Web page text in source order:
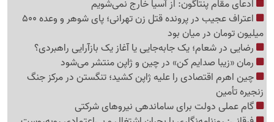
ادعای مقام پنتاگون: از آسیا خارج نمی‌شویم
اعتراف عجیب در پرونده قتل زن تهرانی؛ پای شوهر و وعده 500
میلیون تومان در میان بود
رضایی در شعام؛ یک جابه‌جایی یا آغاز یک بازآرایی راهبردی؟
رمان «زیبا صدایم کن» در چین و ژاپن منتشر می‌شود
چین اهرم اقتصادی را علیه ژاپن کشید؛ تنگستن در مرکز جنگ
زنجیره تأمین
گام عملی دولت برای ساماندهی نیروهای شرکتی